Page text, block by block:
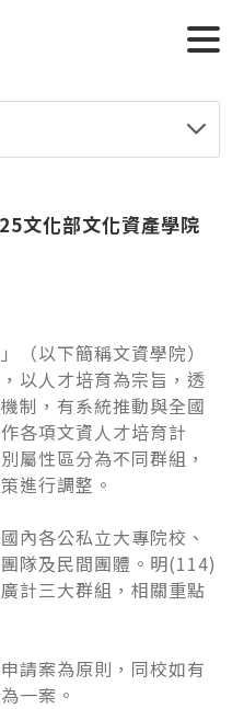
文化部文化資產學院
（以下簡稱文資學院）
以人才培育為宗旨，透
制，有系統推動與全國
各項文資人才培育計
屬性區分為不同群組，
進行調整。
內各公私立大專院校、
隊及民間團體。明(114)
計三大群組，相關重點
請案為原則，同校如有
一案。